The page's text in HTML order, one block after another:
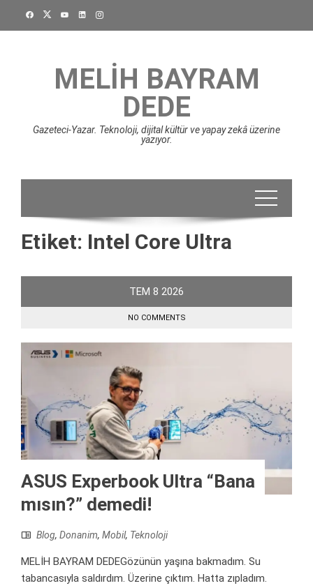
MELIH BAYRAM
DEDE
Gazeteci-Yazar. Teknoloji, dijital kültür ve yapay zekâ üzerine
yazıyor.
Etiket: Intel Core Ultra
TEM 8 2026
NO COMMENTS
ASUS Experbook Ultra “Bana
mısın?” demedi!
Blog, Donanim, Mobil, Teknoloji
MELİH BAYRAM DEDEGözünün yaşına bakmadım. Su
tabancasıyla saldırdım. Üzerine çıktım. Hatta zıpladım.